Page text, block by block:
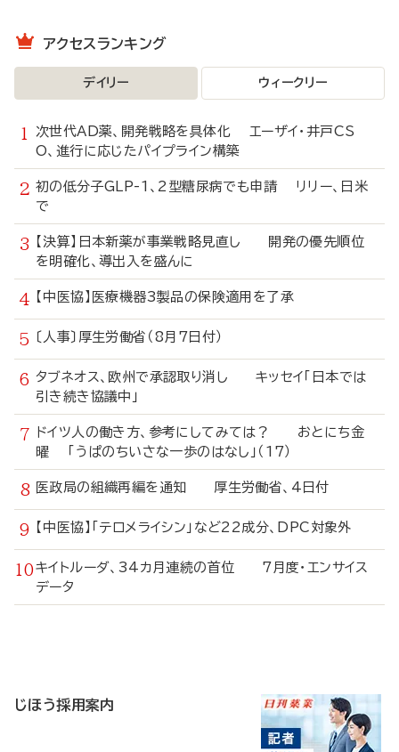
アクセスランキング
デイリー ウィークリー
次世代AD薬、開発戦略を具体化 エーザイ・井戸CS
O、進行に応じたパイプライン構築
初の低分子GLP-1、2型糖尿病でも申請 リリー、日米
で
【決算】日本新薬が事業戦略見直し 開発の優先順位
を明確化、導出入を盛んに
【中医協】医療機器3製品の保険適用を了承
〔人事〕厚生労働省（8月7日付）
タブネオス、欧州で承認取り消し キッセイ「日本では
引き続き協議中」
ドイツ人の働き方、参考にしてみては？ おとにち金
曜 「うぱのちいさな一歩のはなし」（17）
医政局の組織再編を通知 厚生労働省、4日付
【中医協】「テロメライシン」など22成分、DPC対象外
キイトルーダ、34カ月連続の首位 7月度・エンサイス
データ
じほう採用案内